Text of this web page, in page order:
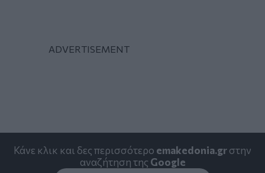
Κάνε κλικ και δες περισσότερο emakedonia.grστην
αναζήτηση της Google